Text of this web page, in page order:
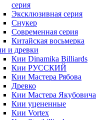
серия
Эксклюзивная серия
Снукер
Современная серия
Китайская восьмерка
и древки
Кии Dinamika Billiards
Кии РУССКИЙ
Кии Мастера Рябова
Древко
Кии Мастера Якубовича
Кии уцененные
Кии Vortex